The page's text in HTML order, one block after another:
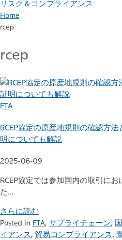
リスク＆コンプライアンス
Home
rcep
rcep
FTA
RCEP協定の原産地規則の確認方
明についても解説
2025-06-09
RCEP協定では参加国内の取引に
た…
さらに読む
Posted in FTA, サプライチェーン,
イアンス, 貿易コンプライアンス,